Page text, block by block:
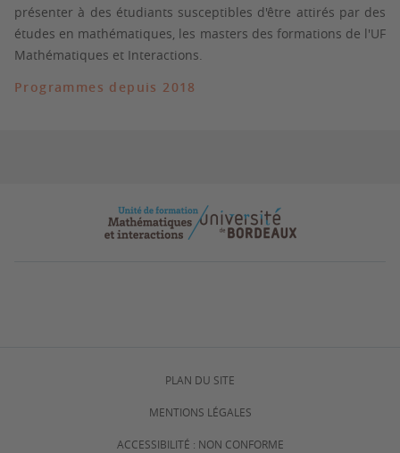
présenter à des étudiants susceptibles d'être attirés par des
études en mathématiques, les masters des formations de l'UF
Mathématiques et Interactions.
Programmes depuis 2018
PLAN DU SITE
MENTIONS LÉGALES
ACCESSIBILITÉ : NON CONFORME